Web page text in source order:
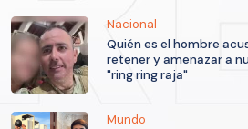
Nacional
Quién es el hombre
retener y amenazar a
"ring ring raja"
Mundo